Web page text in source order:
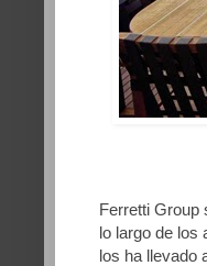
Ferretti Group
lo largo de los
los ha llevado